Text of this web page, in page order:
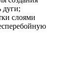
дуги;
слоями